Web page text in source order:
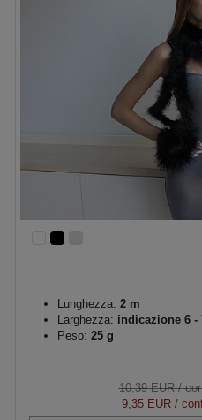
Lunghezza: 2 m
Larghezza: indicazione 6 -
Peso: 25 g
10,39 EUR/
9,35 EUR /